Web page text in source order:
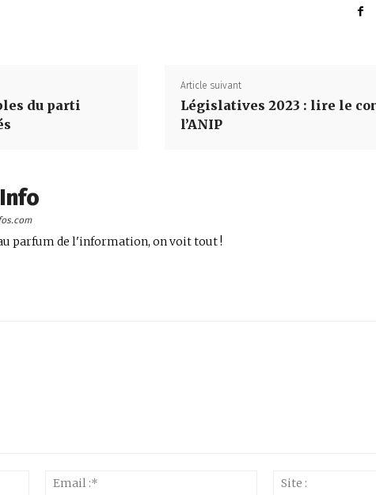
du parti
Article suivant
Législatives 2023 : lire le
l’ANIP
parfum de l'information, on voit tout !
Email